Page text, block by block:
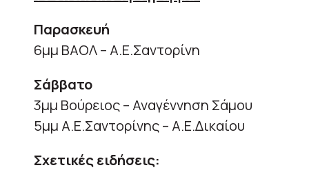
Παρασκευή
6μμ ΒΑΟΛ – Α.Ε.Σαντορίνη
Σάββατο
3μμ Boύρειος – Αναγέννηση Σάμου
5μμ Α.Ε.Σαντορίνης – Α.Ε.Δικαίου
Σχετικές ειδήσεις: